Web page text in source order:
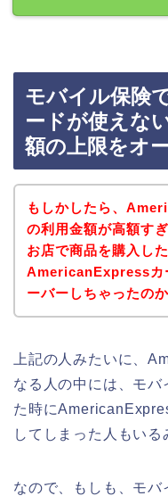
モバイル保険
ードが使えな
額の上限をオ
もしかしたら、
の利用金額が高額す
お店で商品を購入した
AmericanExpressカ
ーバーしちゃったの
上記の人みたいに、
なる人の中には、モバ
た時に
してしまった人もいる
なので、もしも、モバ